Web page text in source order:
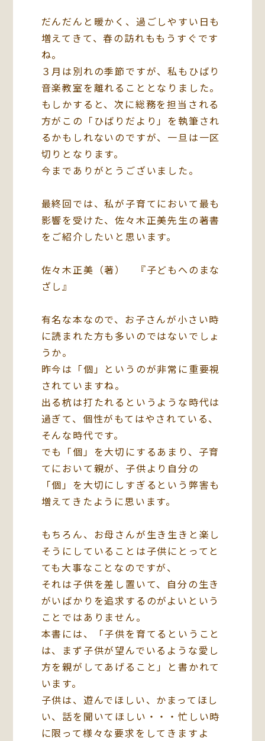
だんだんと暖かく、過ごしやすい日も
増えてきて、春の訪れももうすぐです
ね。
３月は別れの季節ですが、私もひばり
音楽教室を離れることとなりました。
もしかすると、次に総務を担当される
方がこの「ひばりだより」を執筆され
るかもしれないのですが、一旦は一区
切りとなります。
今までありがとうございました。
最終回では、私が子育てにおいて最も
影響を受けた、佐々木正美先生の著書
をご紹介したいと思います。
佐々木正美（著） 『子どもへのまな
ざし』
有名な本なので、お子さんが小さい時
に読まれた方も多いのではないでしょ
うか。
昨今は「個」というのが非常に重要視
されていますね。
出る杭は打たれるというような時代は
過ぎて、個性がもてはやされている、
そんな時代です。
でも「個」を大切にするあまり、子育
てにおいて親が、子供より自分の
「個」を大切にしすぎるという弊害も
増えてきたように思います。
もちろん、お母さんが生き生きと楽し
そうにしていることは子供にとってと
ても大事なことなのですが、
それは子供を差し置いて、自分の生き
がいばかりを追求するのがよいという
ことではありません。
本書には、「子供を育てるということ
は、まず子供が望んでいるような愛し
方を親がしてあげること」と書かれて
います。
子供は、遊んでほしい、かまってほし
い、話を聞いてほしい・・・忙しい時
に限って様々な要求をしてきますよ